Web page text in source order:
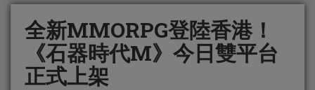
全新MMORPG登陸香港！
《石器時代M》今日雙平台
正式上架